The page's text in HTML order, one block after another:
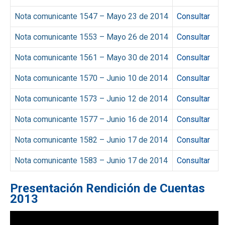
Nota comunicante 1547 – Mayo 23 de 2014 Consultar
Nota comunicante 1553 – Mayo 26 de 2014 Consultar
Nota comunicante 1561 – Mayo 30 de 2014 Consultar
Nota comunicante 1570 – Junio 10 de 2014 Consultar
Nota comunicante 1573 – Junio 12 de 2014 Consultar
Nota comunicante 1577 – Junio 16 de 2014 Consultar
Nota comunicante 1582 – Junio 17 de 2014 Consultar
Nota comunicante 1583 – Junio 17 de 2014 Consultar
Presentación Rendición de Cuentas
2013